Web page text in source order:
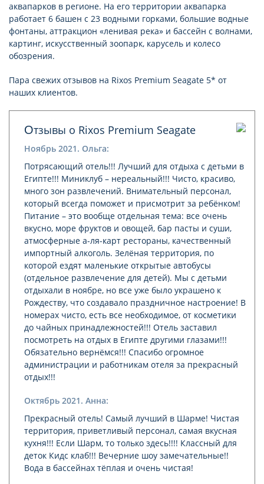
аквапарков в регионе. На его территории аквапарка
работает 6 башен с 23 водными горками, большие водные
фонтаны, аттракцион «ленивая река» и бассейн с волнами,
картинг, искусственный зоопарк, карусель и колесо
обозрения.
Пара свежих отзывов на Rixos Premium Seagate 5* от
наших клиентов.
Отзывы о Rixos Premium Seagate
Ноябрь 2021. Ольга:
Потрясающий отель!!! Лучший для отдыха с детьми в
Египте!!! Миниклуб – нереальный!!! Чисто, красиво,
много зон развлечений. Внимательный персонал,
который всегда поможет и присмотрит за ребёнком!
Питание – это вообще отдельная тема: все очень
вкусно, море фруктов и овощей, бар пасты и суши,
атмосферные а-ля-карт рестораны, качественный
импортный алкоголь. Зелёная территория, по
которой ездят маленькие открытые автобусы
(отдельное развлечение для детей). Мы с детьми
отдыхали в ноябре, но все уже было украшено к
Рождеству, что создавало праздничное настроение! В
номерах чисто, есть все необходимое, от косметики
до чайных принадлежностей!!! Отель заставил
посмотреть на отдых в Египте другими глазами!!!
Обязательно вернёмся!!! Спасибо огромное
администрации и работникам отеля за прекрасный
отдых!!!
Октябрь 2021. Анна:
Прекрасный отель! Самый лучший в Шарме! Чистая
территория, приветливый персонал, самая вкусная
кухня!!! Если Шарм, то только здесь!!!! Классный для
деток Кидс клаб!!! Вечерние шоу замечательные!!
Вода в бассейнах тёплая и очень чистая!